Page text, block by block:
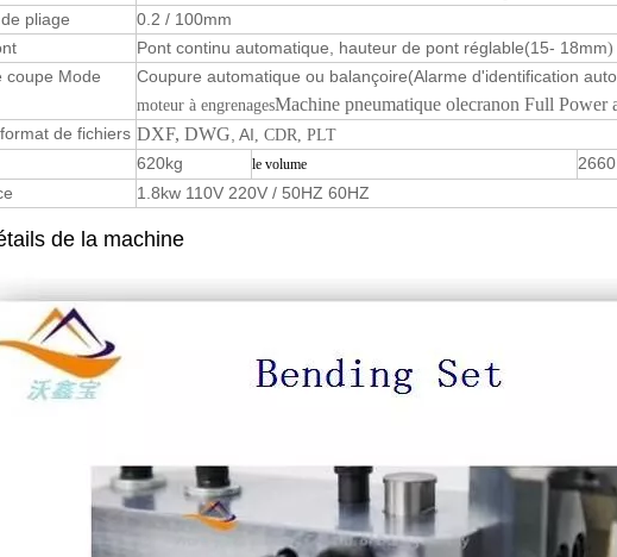
pliage
0.2 / 100mm
Pont continu automatique, hauteur de pont réglable(15- 18mm)
coupe Mode Coupure automatique ou balançoire(Alarme d'identification
moteur à engrenagesMachine pneumatique olecranon Full Power
de fichiers DXF, DWG , AI, CDR, PLT
620kg le volume
1.8kw 110V 220V / 50HZ 60HZ
de la machine